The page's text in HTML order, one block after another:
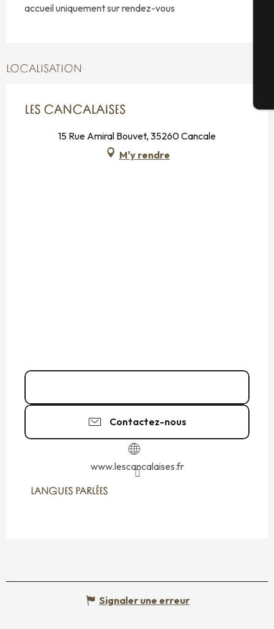
accueil uniquement sur rendez-vous
LOCALISATION
LES CANCALAISES
15 Rue Amiral Bouvet, 35260 Cancale
M'y rendre
Contactez-nous
www.lescancalaises.fr
LANGUES PARLÉES
LANGUES PARLÉES
Signaler une erreur